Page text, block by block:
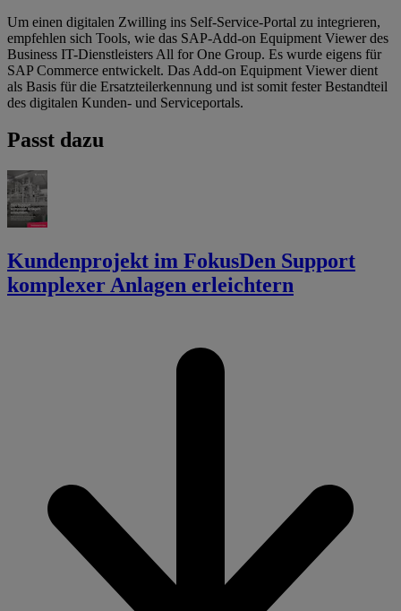
Um einen digitalen Zwilling ins Self-Service-Portal zu integrieren,
empfehlen sich Tools, wie das SAP-Add-on Equipment Viewer des
Business IT-Dienstleisters All for One Group. Es wurde eigens für
SAP Commerce entwickelt. Das Add-on Equipment Viewer dient
als Basis für die Ersatzteilerkennung und ist somit fester Bestandteil
des digitalen Kunden- und Serviceportals.
Passt dazu
Kundenprojekt im FokusDen Support
komplexer Anlagen erleichtern